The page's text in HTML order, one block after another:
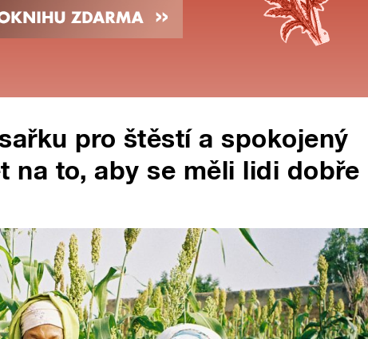
pro štěstí a spokojený
na to, aby se měli lidi dobře